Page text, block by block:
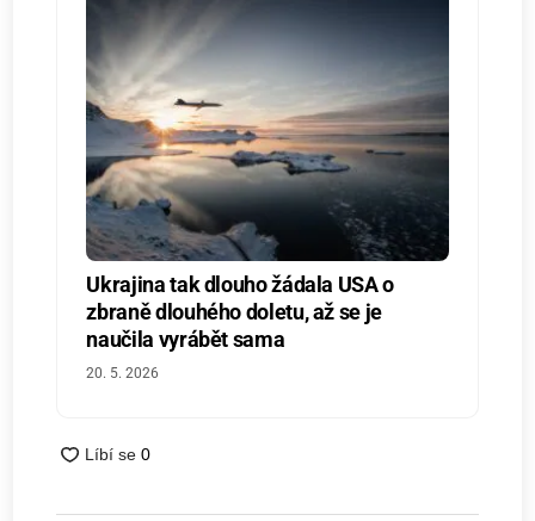
Ukrajina tak dlouho žádala USA o
zbraně dlouhého doletu, až se je
naučila vyrábět sama
20. 5. 2026